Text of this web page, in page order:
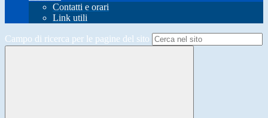
Contatti e orari
Link utili
Campo di ricerca per le pagine del sito